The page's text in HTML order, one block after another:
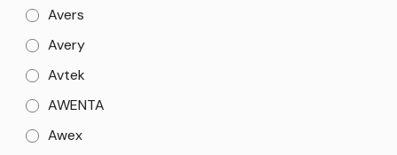
Avers
Avery
Avtek
AWENTA
Awex